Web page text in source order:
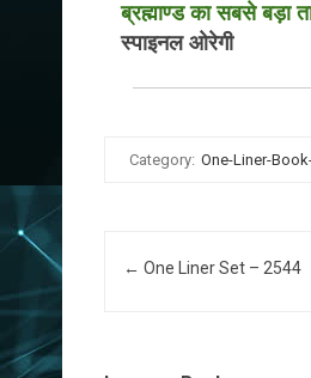
ब्रह्माण्ड का सबसे बड़ा
स्पाइनल ओरेगी
Category: One-Liner-
Post navigation
← One Liner Set – 2544